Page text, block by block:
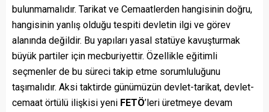
bulunmamalıdır. Tarikat ve Cemaatlerden hangisinin doğru,
hangisinin yanlış olduğu tespiti devletin ilgi ve görev
alanında değildir. Bu yapıları yasal statüye kavuşturmak
büyük partiler için mecburiyettir. Özellikle eğitimli
seçmenler de bu süreci takip etme sorumluluğunu
taşımalıdır. Aksi taktirde günümüzün devlet-tarikat, devlet-
cemaat örtülü ilişkisi yeni FETÖ’leri üretmeye devam